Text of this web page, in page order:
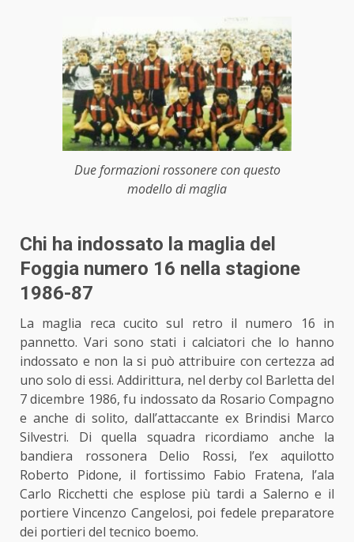
Due formazioni rossonere con questo
modello di maglia
Chi ha indossato la maglia del
Foggia numero 16 nella stagione
1986-87
La maglia reca cucito sul retro il numero 16 in
pannetto. Vari sono stati i calciatori che lo hanno
indossato e non la si può attribuire con certezza ad
uno solo di essi. Addirittura, nel derby col Barletta del
7 dicembre 1986, fu indossato da Rosario Compagno
e anche di solito, dall’attaccante ex Brindisi Marco
Silvestri. Di quella squadra ricordiamo anche la
bandiera rossonera Delio Rossi, l’ex aquilotto
Roberto Pidone, il fortissimo Fabio Fratena, l’ala
Carlo Ricchetti che esplose più tardi a Salerno e il
portiere Vincenzo Cangelosi, poi fedele preparatore
dei portieri del tecnico boemo.